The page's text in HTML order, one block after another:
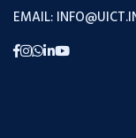
EMAIL: